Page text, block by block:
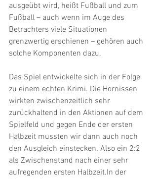
ausgeübt wird, heißt Fußball und zum
Fußball – auch wenn im Auge des
Betrachters viele Situationen
grenzwertig erschienen – gehören auch
solche Komponenten dazu.
Das Spiel entwickelte sich in der Folge
zu einem echten Krimi. Die Hornissen
wirkten zwischenzeitlich sehr
zurückhaltend in den Aktionen auf dem
Spielfeld und gegen Ende der ersten
Halbzeit mussten wir dann auch noch
den Ausgleich einstecken. Also ein 2:2
als Zwischenstand nach einer sehr
aufregenden ersten Halbzeit.In der